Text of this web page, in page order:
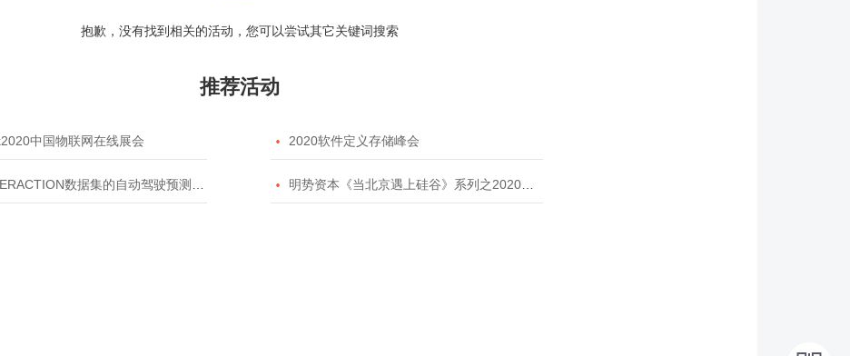
抱歉，没有找到相关的活动，您可以尝试其它关键词搜索
推荐活动
中国物联网在线展会  2020软件定义存储峰会
数据集的自动驾驶预测模型挑战赛  明势资本《当北京遇上硅谷》系列之2020年度开源峰会